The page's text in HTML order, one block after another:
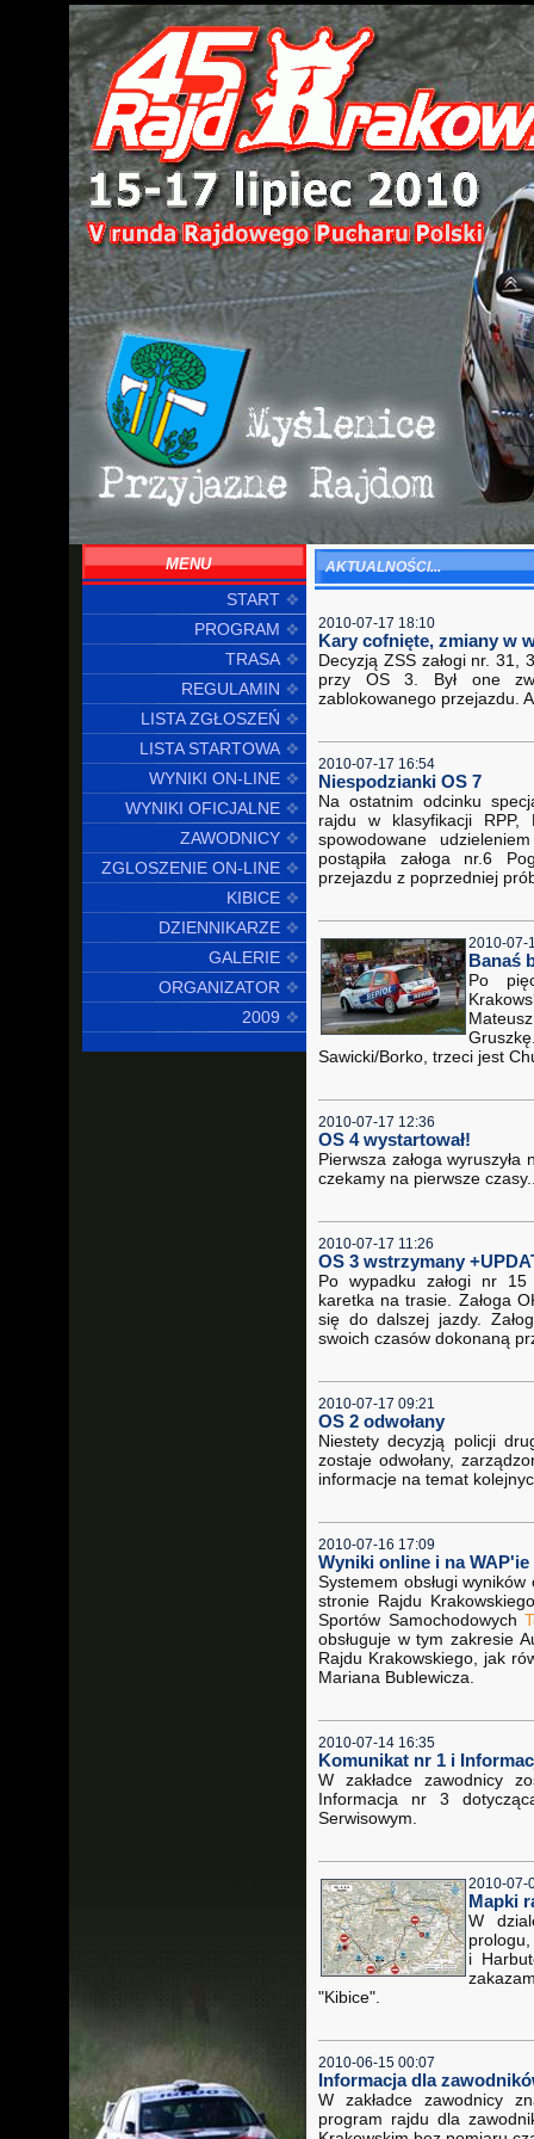
MENU
START
PROGRAM
TRASA
REGULAMIN
LISTA ZGŁOSZEŃ
LISTA STARTOWA
WYNIKI ON-LINE
WYNIKI OFICJALNE
ZAWODNICY
ZGLOSZENIE ON-LINE
KIBICE
DZIENNIKARZE
GALERIE
ORGANIZATOR
2009
AKTUALNOŚCI...
2010-07-17 18:10
Kary cofnięte, zmiany w
Decyzją ZSS załogi nr.
przy OS 3. Był one
zablokowanego przejazdu.
2010-07-17 16:54
Niespodzianki OS 7
Na ostatnim odcinku
rajdu w klasyfikacji RPP,
spowodowane
postąpiła załoga nr.6
przejazdu z poprzedniej
2010-07-
Banaś
Po
Sawicki/Borko, trzeci jest
2010-07-17 12:36
OS 4 wystartował!
Pierwsza załoga
czekamy na pierwsze
2010-07-17 11:26
OS 3 wstrzymany
Po wypadku załogi nr 15
karetka na trasie. Załoga
się do dalszej jazdy.
swoich czasów dokonaną
2010-07-17 09:21
OS 2 odwołany
Niestety decyzją policji
zostaje odwołany,
informacje na temat
2010-07-16 17:09
Wyniki online i na
Systemem obsługi
stronie Rajdu
Sportów Samochodowych
obsługuje w tym zakresie
Rajdu Krakowskiego, jak
Mariana Bublewicza.
2010-07-14 16:35
Komunikat nr 1 i
W zakładce zawodnicy
Informacja nr 3
Serwisowym.
2010-07-
Mapki
W
i
"Kibice".
2010-06-15 00:07
Informacja dla
W zakładce zawodnicy
program rajdu dla